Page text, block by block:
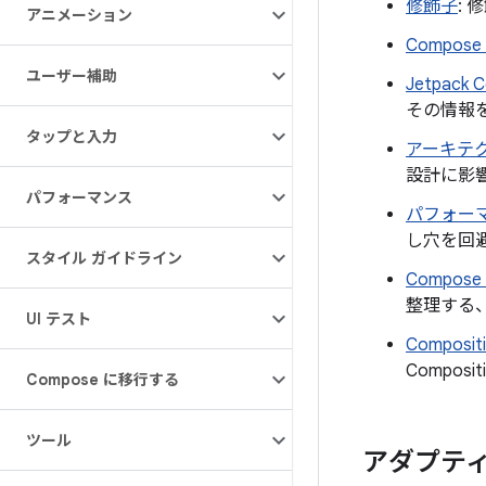
アニメーション
ユーザー補助
タップと入力
パフォーマンス
スタイル ガイドライン
UI テスト
Compose に移行する
ツール
修飾子:
Compose
Jetpack
その情報
アーキテ
設計に影
パフォー
し穴を回
Compose
整理する
アダプテ